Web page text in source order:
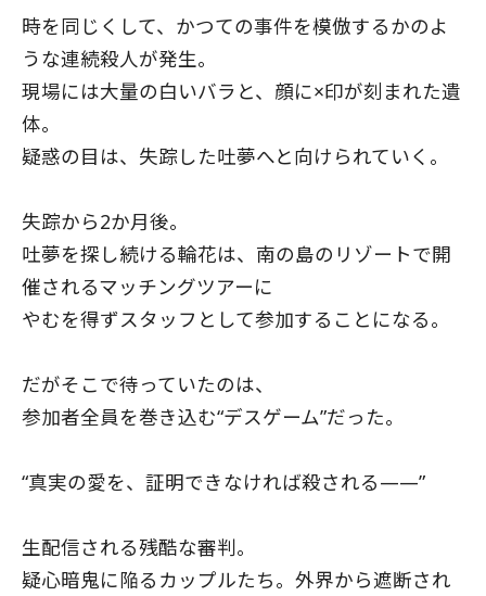
時を同じくして、かつての事件を模倣するかのよ
うな連続殺人が発生。
現場には大量の白いバラと、顔に×印が刻まれた遺
体。
疑惑の目は、失踪した吐夢へと向けられていく。
失踪から2か月後。
吐夢を探し続ける輪花は、南の島のリゾートで開
催されるマッチングツアーに
やむを得ずスタッフとして参加することになる。
だがそこで待っていたのは、
参加者全員を巻き込む“デスゲーム”だった。
“真実の愛を、証明できなければ殺される——”
生配信される残酷な審判。
疑心暗鬼に陥るカップルたち。外界から遮断され